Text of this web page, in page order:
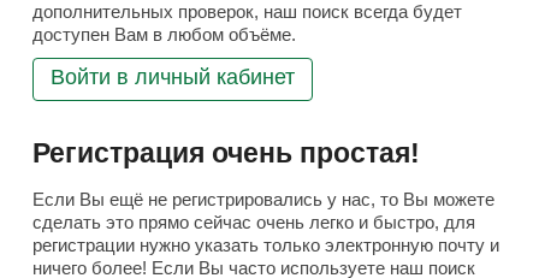
дополнительных проверок, наш поиск всегда будет
доступен Вам в любом объёме.
Войти в личный кабинет
Регистрация очень простая!
Если Вы ещё не регистрировались у нас, то Вы можете
сделать это прямо сейчас очень легко и быстро, для
регистрации нужно указать только электронную почту и
ничего более! Если Вы часто используете наш поиск